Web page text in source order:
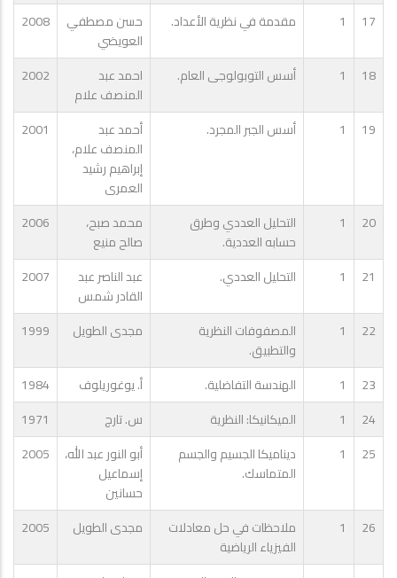
17
1 مقدمة في نظرية الأعداد.
حسن مصطفي
العويضي
2008
18
1 أسس التوبولوجى العام.
احمد عبد
المنصف علام
2002
19
1 أسس الجبر المجرد.
أحمد عبد
المنصف علام،
إبراهيم رشيد
العمرى
2001
20
1
التحليل العددي وطرق
حسابه العددية.
محمد صبح،
صالح منيع
2006
21
1 التحليل العددي.
عبد الناصر عبد
القادر شمس
2007
22
1
المصفوفات النظرية
والتطبيق.
مجدى الطويل 1999
23
1 الهندسة التفاضلية. أ. يوغوريلوف
1984
24
1 الميكانيكا: النظرية س. تارج
1971
25
1
ديناميكا الجسيم والجسم
المتماسك.
أبو النور عبد الله،
إسماعيل
حسانين
2005
26
1
ملاحظات في حل معادلات
الفيزياء الرياضية
مجدى الطويل 2005